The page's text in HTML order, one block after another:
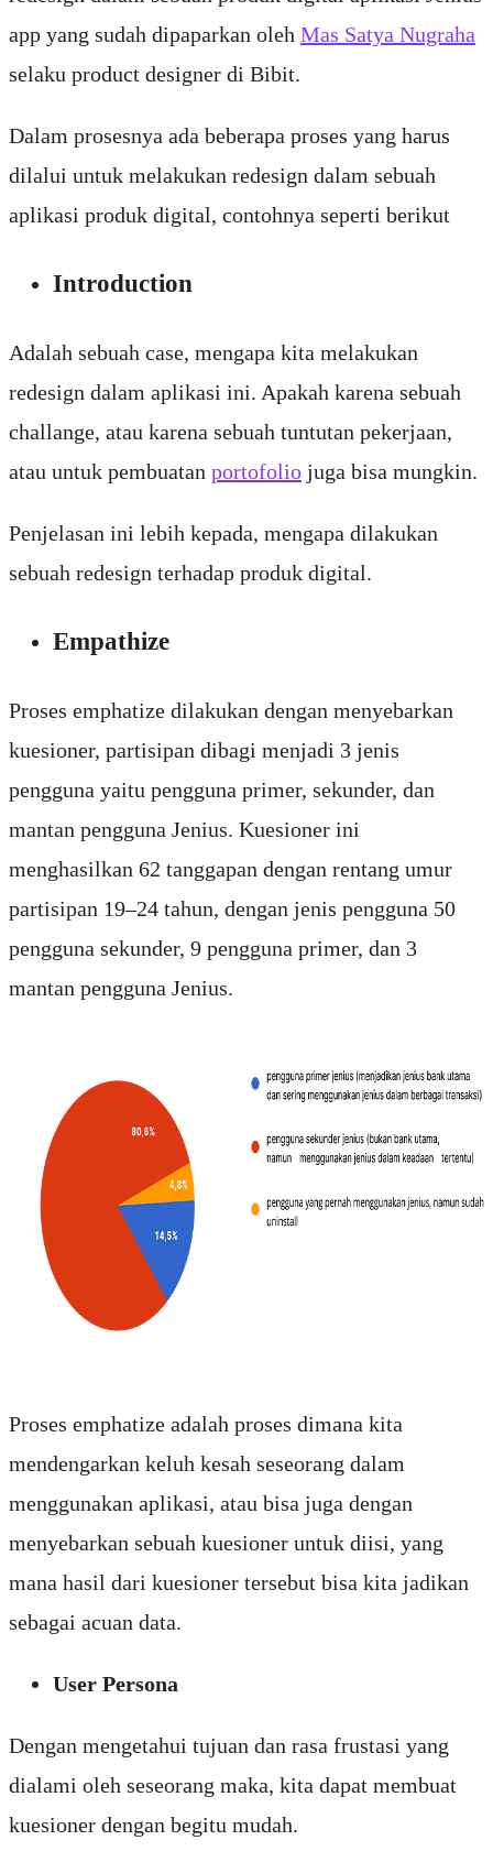
app yang sudah dipaparkan oleh Mas Satya Nugraha
selaku product designer di Bibit.
Dalam prosesnya ada beberapa proses yang harus
dilalui untuk melakukan redesign dalam sebuah
aplikasi produk digital, contohnya seperti berikut
Introduction
Adalah sebuah case, mengapa kita melakukan
redesign dalam aplikasi ini. Apakah karena sebuah
challange, atau karena sebuah tuntutan pekerjaan,
atau untuk pembuatan portofolio juga bisa mungkin.
Penjelasan ini lebih kepada, mengapa dilakukan
sebuah redesign terhadap produk digital.
Empathize
Proses emphatize dilakukan dengan menyebarkan
kuesioner, partisipan dibagi menjadi 3 jenis
pengguna yaitu pengguna primer, sekunder, dan
mantan pengguna Jenius. Kuesioner ini
menghasilkan 62 tanggapan dengan rentang umur
partisipan 19–24 tahun, dengan jenis pengguna 50
pengguna sekunder, 9 pengguna primer, dan 3
mantan pengguna Jenius.
Proses emphatize adalah proses dimana kita
mendengarkan keluh kesah seseorang dalam
menggunakan aplikasi, atau bisa juga dengan
menyebarkan sebuah kuesioner untuk diisi, yang
mana hasil dari kuesioner tersebut bisa kita jadikan
sebagai acuan data.
User Persona
Dengan mengetahui tujuan dan rasa frustasi yang
dialami oleh seseorang maka, kita dapat membuat
kuesioner dengan begitu mudah.